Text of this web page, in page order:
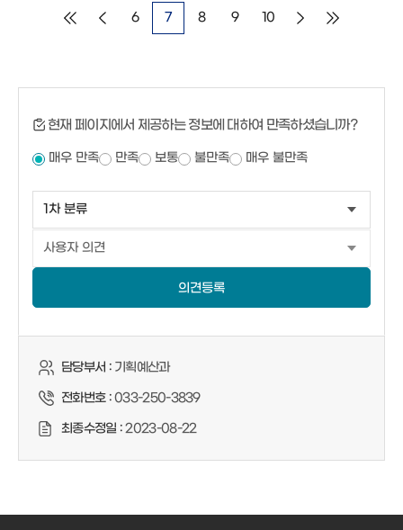
6 7 8 9 10
현재 페이지에서 제공하는 정보에 대하여 만족하셨습니까?
매우 만족 만족 보통 불만족 매우 불만족
의견등록
담당부서 :기획예산과
전화번호 :033-250-3839
최종수정일 :2023-08-22